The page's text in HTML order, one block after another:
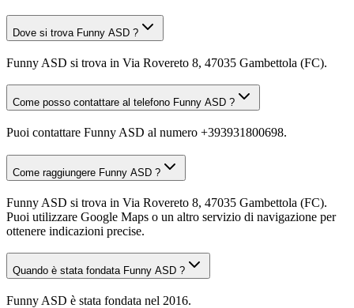
Dove si trova Funny ASD ?
Funny ASD si trova in Via Rovereto 8, 47035 Gambettola (FC).
Come posso contattare al telefono Funny ASD ?
Puoi contattare Funny ASD al numero +393931800698.
Come raggiungere Funny ASD ?
Funny ASD si trova in Via Rovereto 8, 47035 Gambettola (FC).
Puoi utilizzare Google Maps o un altro servizio di navigazione per
ottenere indicazioni precise.
Quando è stata fondata Funny ASD ?
Funny ASD è stata fondata nel 2016.